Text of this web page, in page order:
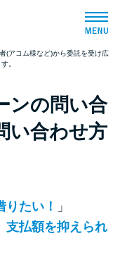
い方向け
(アコム様など)から委託を受け広
。
ンの問い合
い合わせ方
たい！
」
支払額を抑えられ